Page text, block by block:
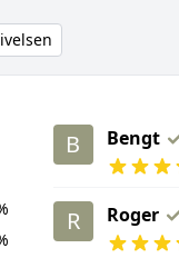
B Bengt
R Roger